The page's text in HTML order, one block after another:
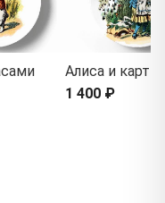
Алиса и карты
1 400 ₽